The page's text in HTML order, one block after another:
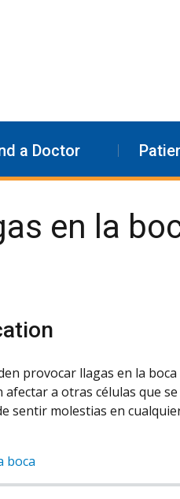
a Doctor
en la
provocar llagas en la
a otras células que
sentir molestias en
boca